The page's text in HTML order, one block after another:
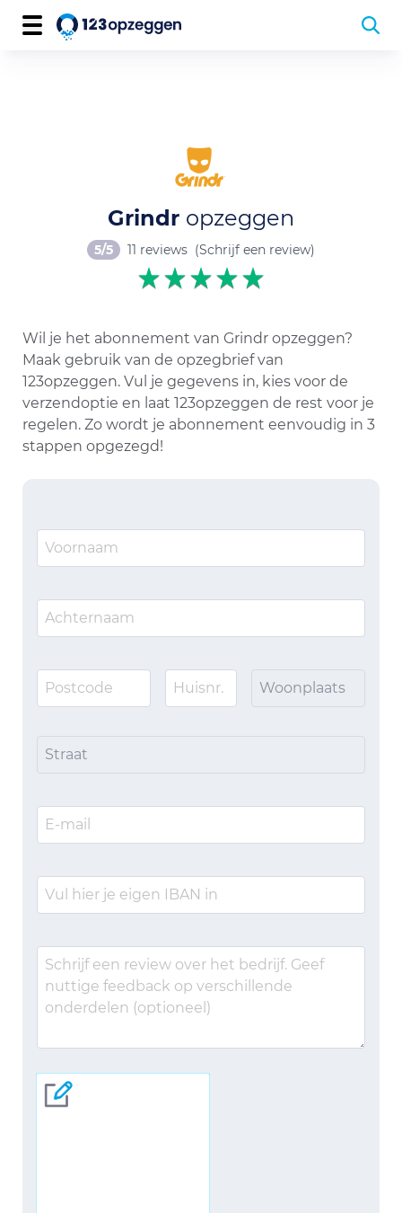
Grindr opzeggen
5/5 11 reviews (Schrijf een review)
Wil je het abonnement van Grindr opzeggen?
Maak gebruik van de opzegbrief van
123opzeggen. Vul je gegevens in, kies voor de
verzendoptie en laat 123opzeggen de rest voor je
regelen. Zo wordt je abonnement eenvoudig in 3
stappen opgezegd!
Woonplaats
Straat